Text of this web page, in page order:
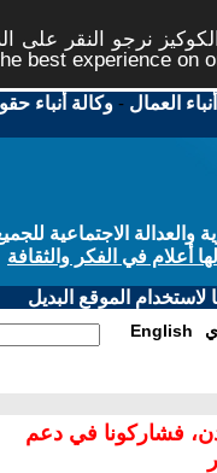
نرجو النقر على
best experience on
العمال -وكالة أنباء
الاجتماعية
أعلام في الفكر والثقافة
الموقع البديل
English
فشاركونا في دعم